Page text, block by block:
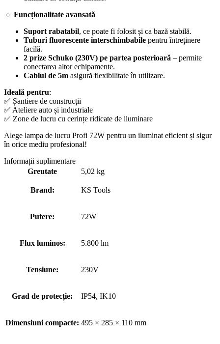
🔹 Funcționalitate avansată
Suport rabatabil, ce poate fi folosit și ca bază stabilă.
Tuburi fluorescente interschimbabile pentru întreținere
facilă.
2 prize Schuko (230V) pe partea posterioară – permite
conectarea altor echipamente.
Cablul de 5m asigură flexibilitate în utilizare.
Ideală pentru:
✅ Șantiere de construcții
✅ Ateliere auto și industriale
✅ Zone de lucru cu cerințe ridicate de iluminare
Alege lampa de lucru Profi 72W pentru un iluminat eficient și sigur
în orice mediu profesional!
Informații suplimentare
Greutate
5,02 kg
Brand: KS Tools
Putere: 72W
Flux luminos: 5.800 lm
Tensiune: 230V
Grad de protecție: IP54, IK10
Dimensiuni compacte: 495 × 285 × 110 mm